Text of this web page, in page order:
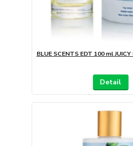
BLUE SCENTS EDT 100 ml JUICY
Detail